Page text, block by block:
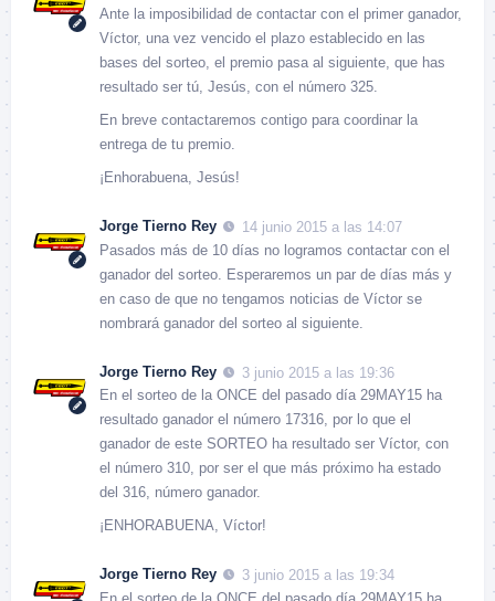
Ante la imposibilidad de contactar con el primer ganador,
Víctor, una vez vencido el plazo establecido en las
bases del sorteo, el premio pasa al siguiente, que has
resultado ser tú, Jesús, con el número 325.
En breve contactaremos contigo para coordinar la
entrega de tu premio.
¡Enhorabuena, Jesús!
Jorge Tierno Rey
14 junio 2015 a las 14:07
Pasados más de 10 días no logramos contactar con el
ganador del sorteo. Esperaremos un par de días más y
en caso de que no tengamos noticias de Víctor se
nombrará ganador del sorteo al siguiente.
Jorge Tierno Rey
3 junio 2015 a las 19:36
En el sorteo de la ONCE del pasado día 29MAY15 ha
resultado ganador el número 17316, por lo que el
ganador de este SORTEO ha resultado ser Víctor, con
el número 310, por ser el que más próximo ha estado
del 316, número ganador.
¡ENHORABUENA, Víctor!
Jorge Tierno Rey
3 junio 2015 a las 19:34